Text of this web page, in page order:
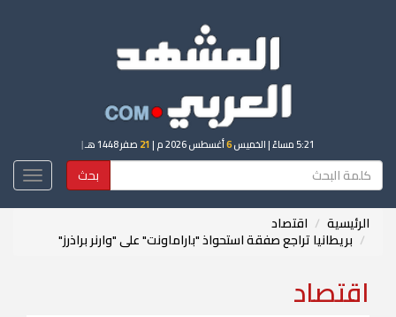
5:21 مساءً | الخميس6أغسطس 2026 م | 21 صفر 1448 هـ |
بحث
الرئيسية اقتصاد
بريطانيا تراجع صفقة استحواذ "باراماونت" على "وارنر براذرز"
اقتصاد